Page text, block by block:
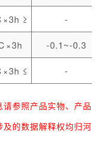
≥ -
-0.1~-0.3
≤ -
参照产品实物、产品
的数据解释权均归河